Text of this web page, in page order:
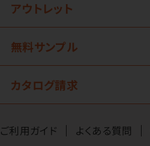
アウトレット
無料サンプル
カタログ請求
ご利用ガイド よくある質問